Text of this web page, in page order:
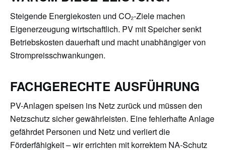
Steigende Energiekosten und CO₂-Ziele machen
Eigenerzeugung wirtschaftlich. PV mit Speicher senkt
Betriebskosten dauerhaft und macht unabhängiger von
Strompreisschwankungen.
FACHGERECHTE AUSFÜHRUNG
PV-Anlagen speisen ins Netz zurück und müssen den
Netzschutz sicher gewährleisten. Eine fehlerhafte Anlage
gefährdet Personen und Netz und verliert die
Förderfähigkeit – wir errichten mit korrektem NA-Schutz